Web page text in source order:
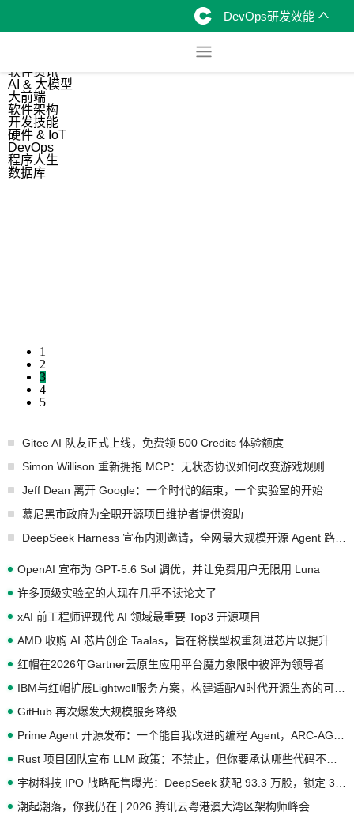
DevOps研发效能
软件资讯
AI & 大模型
大前端
软件架构
开发技能
硬件 & IoT
DevOps
程序人生
数据库
1
2
3
4
5
Gitee AI 队友正式上线，免费领 500 Credits 体验额度
Simon Willison 重新拥抱 MCP：无状态协议如何改变游戏规则
Jeff Dean 离开 Google：一个时代的结束，一个实验室的开始
慕尼黑市政府为全职开源项目维护者提供资助
OpenAI 宣布为 GPT-5.6 Sol 调优，并让免费用户无限用 Luna
许多顶级实验室的人现在几乎不读论文了
xAI 前工程师评现代 AI 领域最重要 Top3 开源项目
红帽在2026年Gartner云原生应用平台魔力象限中被评为领导者
GitHub 再次爆发大规模服务降级
潮起潮落，你我仍在 | 2026 腾讯云粤港澳大湾区架构师峰会